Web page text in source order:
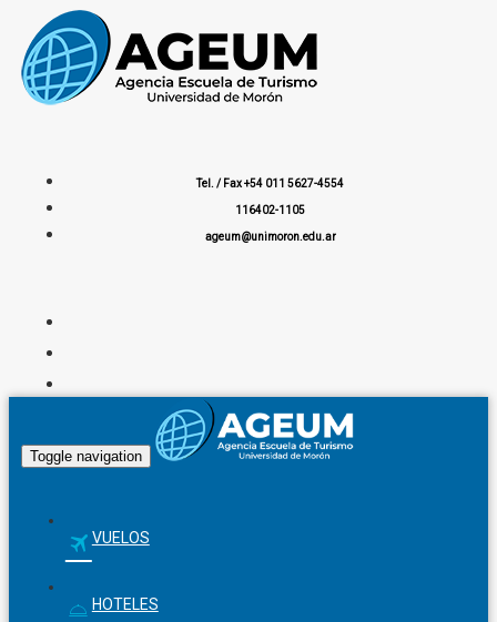
Tel. / Fax +54 011 5627-4554
116402-1105
ageum@unimoron.edu.ar
Toggle navigation
VUELOS
HOTELES